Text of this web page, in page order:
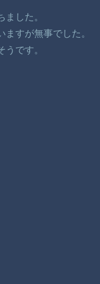
した。
すが無事でした。
です。